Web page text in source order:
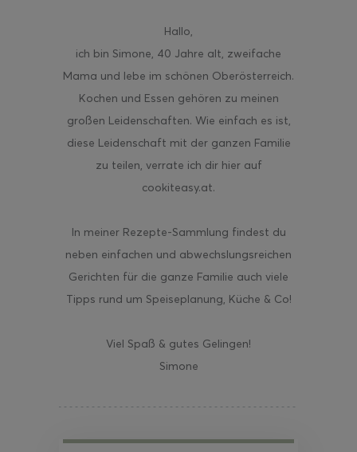
Hallo,
ich bin Simone, 40 Jahre alt, zweifache
Mama und lebe im schönen Oberösterreich.
Kochen und Essen gehören zu meinen
großen Leidenschaften. Wie einfach es ist,
diese Leidenschaft mit der ganzen Familie
zu teilen, verrate ich dir hier auf
cookiteasy.at.
In meiner Rezepte-Sammlung findest du
neben einfachen und abwechslungsreichen
Gerichten für die ganze Familie auch viele
Tipps rund um Speiseplanung, Küche & Co!
Viel Spaß & gutes Gelingen!
Simone